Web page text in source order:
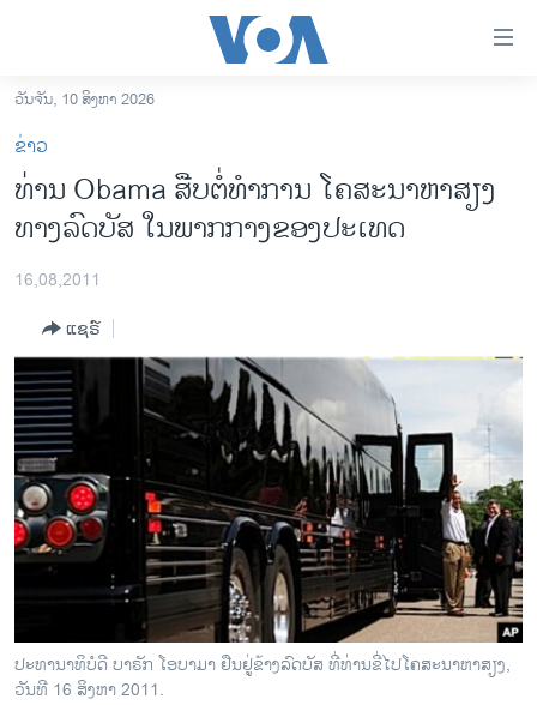
ເຂົ້າ
ຫາ
ຂ້າມ
ຂ້າມ
ຂ້າມ
ຫາ
ລາວ
ອາເມຣິກາ
ຂ່າວ​ຈີນ
ໂລກ
ເອເຊຍ
ອິດສະຫຼະພາບດ້ານການຂ່າວ
ຊີວິດຊາວລາວ
ຊຸມຊົນຊາວລາວ
ວິທະຍາສາດ-ເທັກໂນໂລຈີ
ພາສາອັງກິດ
ວີດີໂອ
ວັນຈັນ, 10 ສິງຫາ 2026
ຂ່າວ
ທ່ານ Obama ສືບຕໍ່ທຳການ ໂຄສະນາຫາສຽງ
ທາງລົດບັສ ໃນພາກກາງຂອງປະເທດ
16,08,2011
ແຊຣ໌
ປະທານາທິບໍດີ ບາຣັກ ໂອບາມາ ຢືນຢູ່ຂ້າງລົດບັສ ທີ່ທ່ານຂີ່ໄປໂຄສະນາຫາສຽງ,
ວັນທີ 16 ສິງຫາ 2011.